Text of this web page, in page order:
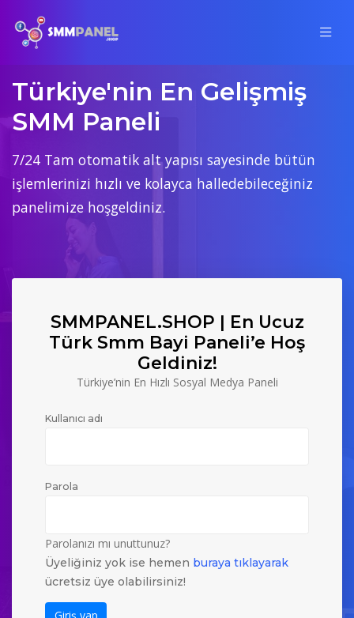
Türkiye'nin En Gelişmiş
SMM Paneli
7/24 Tam otomatik alt yapısı sayesinde bütün
işlemlerinizi hızlı ve kolayca halledebileceğiniz
panelimize hoşgeldiniz.
SMMPANEL.SHOP | En Ucuz
Türk Smm Bayi Paneli’e Hoş
Geldiniz!
Türkiye’nin En Hızlı Sosyal Medya Paneli
Kullanıcı adı
Parola
Parolanızı mı unuttunuz?
Üyeliğiniz yok ise hemen buraya tıklayarak
ücretsiz üye olabilirsiniz!